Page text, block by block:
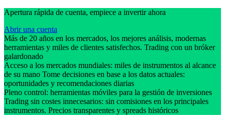
Apertura rápida de cuenta, empiece a invertir ahora
Abrir una cuenta
Más de 20 años en los mercados, los mejores análisis, modernas
herramientas y miles de clientes satisfechos. Trading con un bróker
galardonado
Acceso a los mercados mundiales: miles de instrumentos al alcance
de su mano Tome decisiones en base a los datos actuales:
oportunidades y recomendaciones diarias
Pleno control: herramientas móviles para la gestión de inversiones
Trading sin costes innecesarios: sin comisiones en los principales
instrumentos. Precios transparentes y spreads históricos